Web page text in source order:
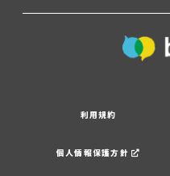
利用規約
個人情報保護方針